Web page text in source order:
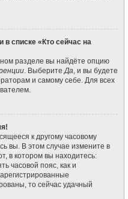
в списке «Кто сейчас на
разделе вы найдёте опцию
. ВыберитеДа, и вы будете
и самому себе. Для всех
к другому часовому
вы. В этом случае измените в
в котором вы находитесь:
часовой пояс, как и
то сейчас удачный